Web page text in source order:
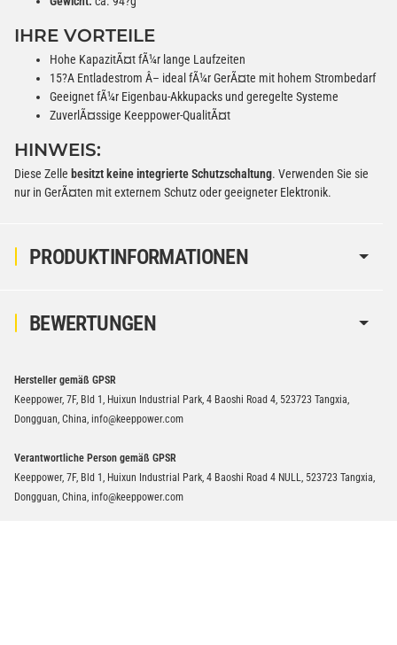
PRODUKTINFORMATIONEN
IHRE VORTEILE
Hohe KapazitÃ¤t fÃ¼r lange Laufzeiten
15?A Entladestrom Â– ideal fÃ¼r GerÃ¤te mit hohem Strombedarf
Geeignet fÃ¼r Eigenbau-Akkupacks und geregelte Systeme
ZuverlÃ¤ssige Keeppower-QualitÃ¤t
HINWEIS:
Diese Zelle besitzt keine integrierte Schutzschaltung. Verwenden Sie sie
nur in GerÃ¤ten mit externem Schutz oder geeigneter Elektronik.
BEWERTUNGEN
Hersteller gemäß GPSR
Keeppower, 7F, Bld 1, Huixun Industrial Park, 4 Baoshi Road 4, 523723 Tangxia,
Dongguan, China, info@keeppower.com
Verantwortliche Person gemäß GPSR
Keeppower, 7F, Bld 1, Huixun Industrial Park, 4 Baoshi Road 4 NULL, 523723 Tangxia,
Dongguan, China, info@keeppower.com